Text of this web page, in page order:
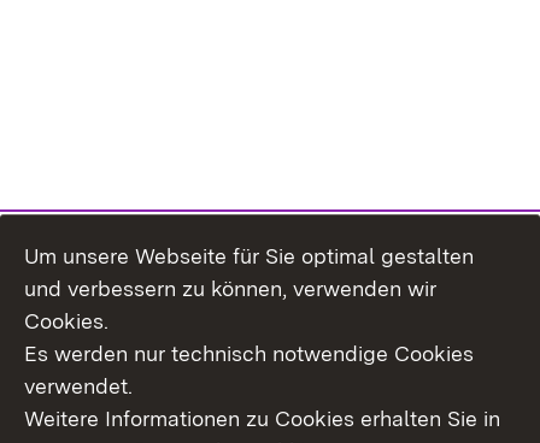
Themenübersicht
Um unsere Webseite für Sie optimal gestalten
und verbessern zu können, verwenden wir
Cookies.
Es werden nur technisch notwendige Cookies
verwendet.
Weitere Informationen zu Cookies erhalten Sie in